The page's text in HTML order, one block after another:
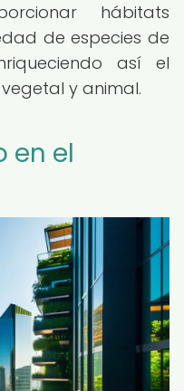
hábitats
de especies de
así el
y animal.
en el